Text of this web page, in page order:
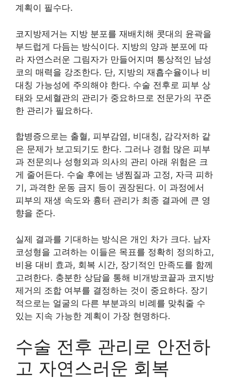
계획이 필수다.
코지방제거는 지방 분포를 재배치해 콧대의 윤곽을
부드럽게 다듬는 방식이다. 지방의 양과 분포에 따
라 자연스러운 그림자가 만들어지며 통상적인 남성
코의 매력을 강조한다. 단, 지방의 재흡수율이나 비
대칭 가능성에 주의해야 한다. 수술 전후로 피부 상
태와 모세혈관의 관리가 중요하므로 전문가의 꾸준
한 관리가 필요하다.
합병증으로는 출혈, 피부감염, 비대칭, 감각저하 같
은 문제가 보고되기도 한다. 그러나 경험 많은 피부
과 전문의나 성형외과 의사의 관리 아래 위험은 크
게 줄어든다. 수술 후에는 냉찜질과 고정, 자극 피하
기, 과격한 운동 금지 등이 권장된다. 이 과정에서
피부의 재생 속도와 흉터 관리가 최종 결과에 큰 영
향을 준다.
실제 결과를 기대하는 방식은 개인 차가 크다. 남자
코성형을 고려하는 이들은 목표를 정확히 정의하고,
비용 대비 효과, 회복 시간, 장기적인 만족도를 함께
고려한다. 충분한 상담을 통해 비개방코끝과 코지방
제거의 조합 여부를 결정하는 것이 중요하다. 장기
적으로는 얼굴의 다른 부분과의 비례를 맞춰줄 수
있는 지속 가능한 계획이 가장 현명하다.
수술 전후 관리로 안전하
고 자연스러운 회복